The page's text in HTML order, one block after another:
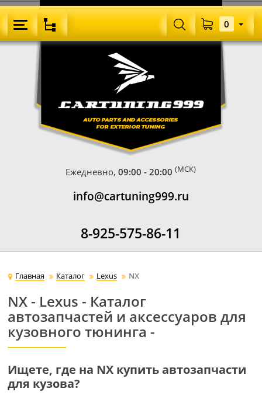
Ежедневно,09:00 - 20:00 (МСК)
info@cartuning999.ru
8-925-575-86-11
0
Главная Каталог Lexus NX
NX - Lexus - Каталог
автозапчастей и аксессуаров для
кузовного тюнинга -
Ищете, где на NX купить автозапчасти
для кузова?